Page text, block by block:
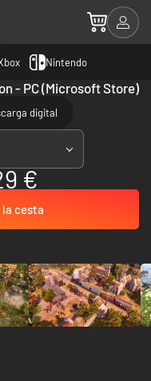
Nintendo
- PC (Microsoft Store)
digital
€
cesta